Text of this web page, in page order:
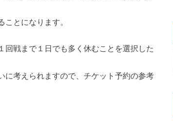
とになります。
回戦まで１日でも多く休むことを選択した
に考えられますので、チケット予約の参考